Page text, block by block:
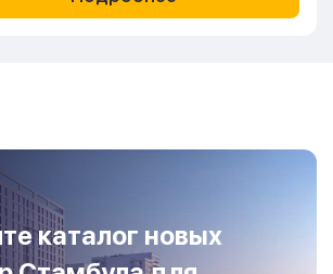
каталог новых